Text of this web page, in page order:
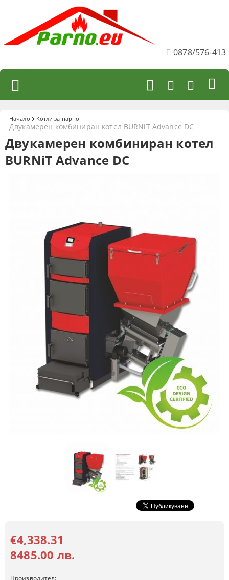
0878/576-413
Начало Котли за парно
Двукамерен комбиниран котел BURNiT Advance DC
Двукамерен комбиниран котел
BURNiT Advance DC
€4,338.31
8485.00 лв.
Производител: